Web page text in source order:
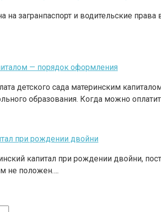
на загранпаспорт и водительские
— порядок оформления
детского сада материнским
образования. Когда можно
при рождении двойни
капитал при рождении двойни,
не положен….